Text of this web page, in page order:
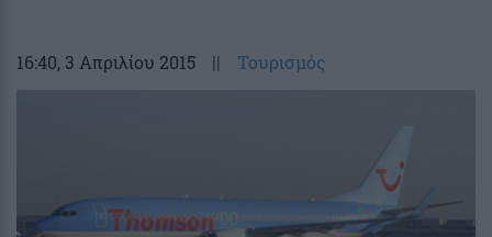
16:40, 3 Απριλίου 2015 || Τουρισμός